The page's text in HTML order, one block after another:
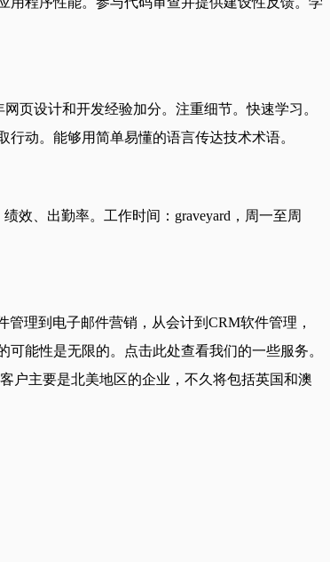
页设计和开发经验加分。注重细节。快速学习。
动。能够用简单易懂的语言传达技术术语。
效、出勤率。工作时间：graveyard，周一至周
管理到电子邮件营销，从会计到CRM软件管理，
能性是无限的。点击此处查看我们的一些服务。
户主要是北美地区的企业，不久将包括英国和澳